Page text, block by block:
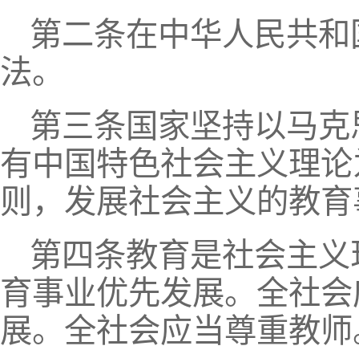
第二条在中华人民共
法。
第三条国家坚持以马
有中国特色社会主义理
则，发展社会主义的教
第四条教育是社会主
育事业优先发展。全社
展。全社会应当尊重教